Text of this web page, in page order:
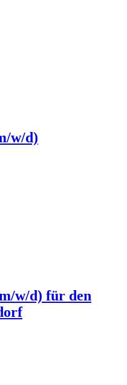
w/d)
w/d) für den